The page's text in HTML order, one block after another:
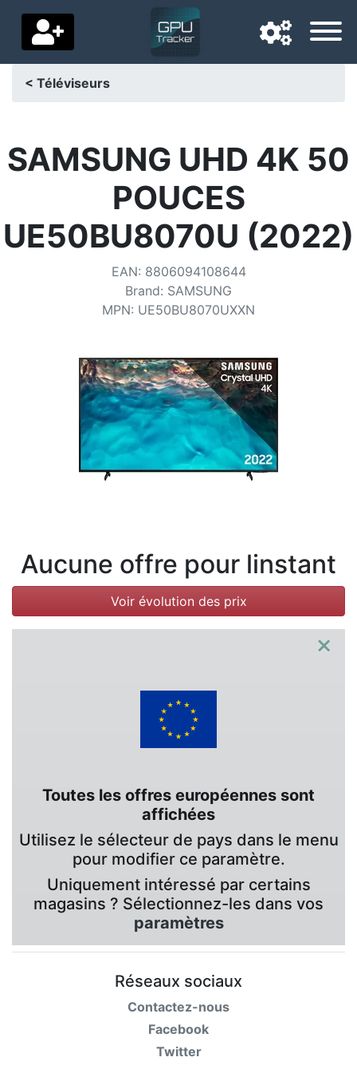
Pays de livraison
Baisses de prix
Paramètres
Conditions
Catégories
< Téléviseurs
SAMSUNG UHD 4K 50
POUCES
UE50BU8070U (2022)
EAN: 8806094108644
Brand: SAMSUNG
MPN: UE50BU8070UXXN
Aucune offre pour linstant
Voir évolution des prix
×
Toutes les offres européennes sont
affichées
Utilisez le sélecteur de pays dans le menu
pour modifier ce paramètre.
Uniquement intéressé par certains
magasins ? Sélectionnez-les dans vos
paramètres
Réseaux sociaux
Contactez-nous
Facebook
Twitter